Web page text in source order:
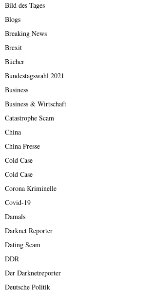
Bild des Tages
Blogs
Breaking News
Brexit
Bücher
Bundestagswahl 2021
Business
Business & Wirtschaft
Catastrophe Scam
China
China Presse
Cold Case
Cold Case
Corona Kriminelle
Covid-19
Damals
Darknet Reporter
Dating Scam
DDR
Der Darknetreporter
Deutsche Politik